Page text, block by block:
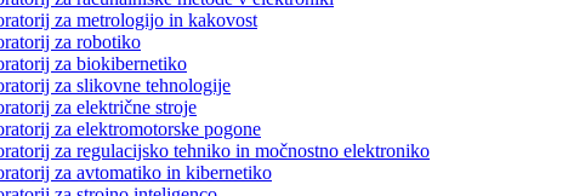
za metrologijo in kakovost
za robotiko
za biokibernetiko
za slikovne tehnologije
za električne stroje
za elektromotorske pogone
za regulacijsko tehniko in močnostno elektroniko
za avtomatiko in kibernetiko